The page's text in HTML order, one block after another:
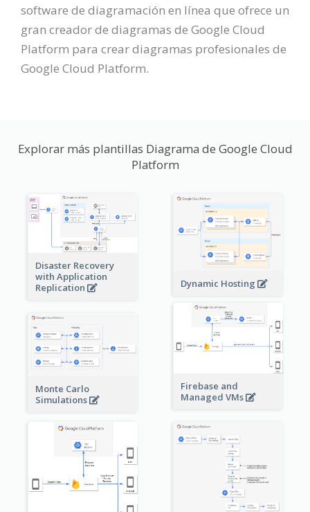
software de diagramación en línea que ofrece un
gran creador de diagramas de Google Cloud
Platform para crear diagramas profesionales de
Google Cloud Platform.
Explorar más plantillas Diagrama de Google Cloud
Platform
Disaster Recovery
with Application
Replication
Dynamic Hosting
Firebase and
Managed VMs
Monte Carlo
Simulations